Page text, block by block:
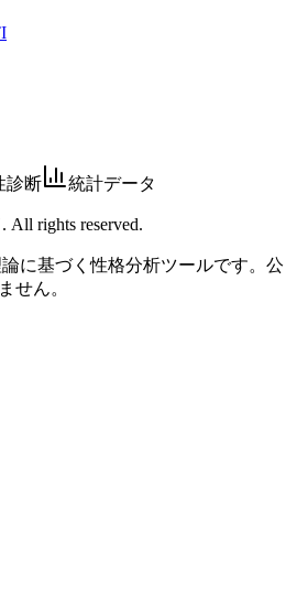
診断 統計データ
rights reserved.
に基づく性格分析ツールです。公
せん。